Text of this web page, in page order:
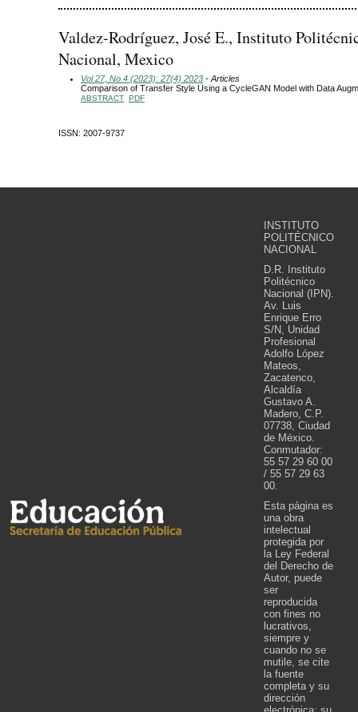
Valdez-Rodríguez, José E., Instituto
Nacional, Mexico
Vol 27, No 4 (2023): 27(4) 2023 - Articles
Comparison of Transfer Style Using a CycleGAN Model with Data
ABSTRACT PDF
ISSN: 2007-9737
INSTITUTO
POLITÉCNICO
NACIONAL
D.R. Instituto
Politécnico
Nacional (IPN).
Av. Luis
Enrique Erro
S/N, Unidad
Profesional
Adolfo López
Mateos,
Zacatenco,
Alcaldía
Gustavo A.
Madero, C.P.
07738, Ciudad
de México.
Conmutador:
55 57 29 60 00
/ 55 57 29 63
00.
Esta página es
una obra
intelectual
protegida por
la Ley Federal
del Derecho de
Autor, puede
ser
reproducida
con fines no
lucrativos,
siempre y
cuando no se
mutile, se cite
la fuente
completa y su
dirección